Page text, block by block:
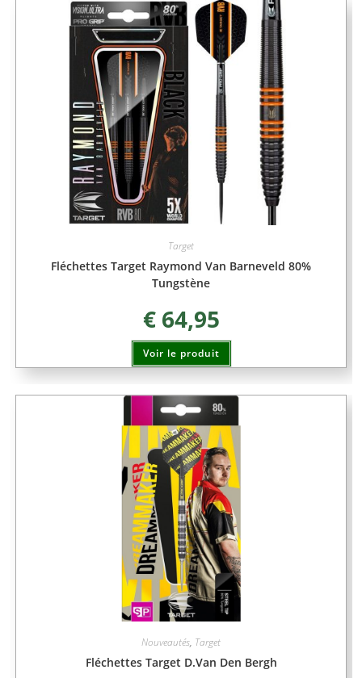
Target
Fléchettes Target Raymond Van Barneveld 80%
Tungstène
€64,95
Voir le produit
Nouveautés, Target
Fléchettes Target D.Van Den Bergh